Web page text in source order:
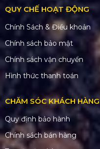
QUY CHẾ HOẠT ĐỘNG
Chính Sách & Điều khoản
Chính sách bảo mật
Chính sách vận chuyển
Hình thức thanh toán
CHĂM SÓC KHÁCH HÀNG
Quy định bảo hành
Chính sách bán hàng